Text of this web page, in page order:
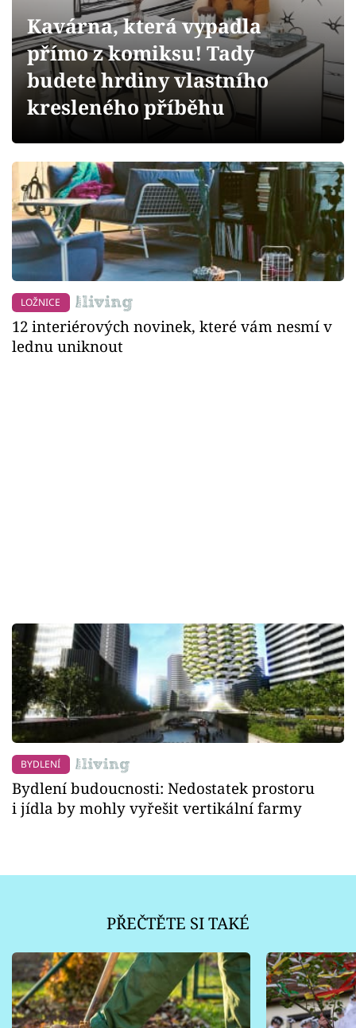
Přihlášení
Sledujte nás
Kavárna, která vypadla
přímo z komiksu! Tady
budete hrdiny vlastního
kresleného příběhu
LOŽNICE
12 interiérových novinek, které vám nesmí v
lednu uniknout
BYDLENÍ
Bydlení budoucnosti: Nedostatek prostoru
i jídla by mohly vyřešit vertikální farmy
PŘEČTĚTE SI TAKÉ